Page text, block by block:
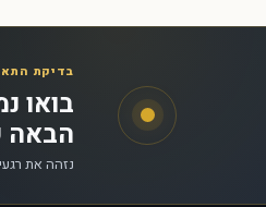
בדיקת
בואו
הבאה
נזהה את